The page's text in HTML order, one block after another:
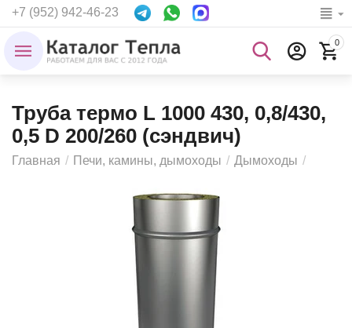
+7 (952) 942-46-23
0
Труба термо L 1000 430, 0,8/430,
0,5 D 200/260 (сэндвич)
Главная / Печи, камины, дымоходы / Дымоходы /